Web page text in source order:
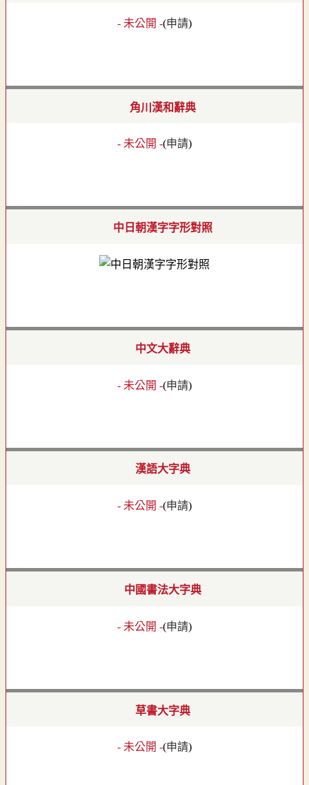
- 未公開 -(申請)
角川漢和辭典
- 未公開 -(申請)
中日朝漢字字形對照
中文大辭典
- 未公開 -(申請)
漢語大字典
- 未公開 -(申請)
中國書法大字典
- 未公開 -(申請)
草書大字典
- 未公開 -(申請)